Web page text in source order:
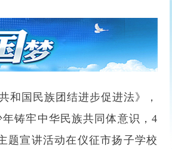
和国民族团结进步促进法》，
铸牢中华民族共同体意识，4
题宣讲活动在仪征市扬子学校